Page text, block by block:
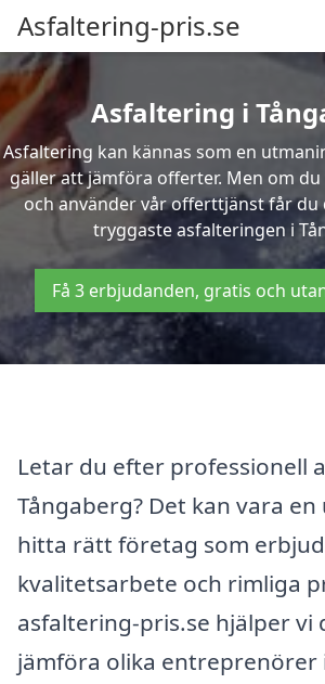
Asfaltering-pris.se
Asfaltering i
Asfaltering kan kännas som en
gäller att jämföra offerter. Men om
och använder vår offerttjänst får du
tryggaste asfalteringen i
Få 3 erbjudanden, gratis och
Letar du efter professionell
Tångaberg? Det kan vara
hitta rätt företag som
kvalitetsarbete och rimliga
asfaltering-pris.se hjälper vi
jämföra olika entreprenörer